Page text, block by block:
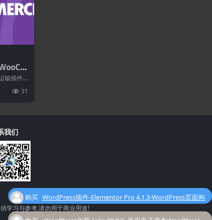
输插件
31
我们
学习与参考,请勿用于商业用途!
购买
了
WordPress插件-Elementor Pro 4.1.3-WordPress页面构
建器插件